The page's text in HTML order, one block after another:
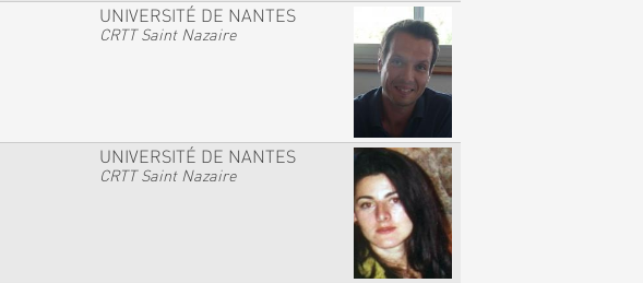
UNIVERSITÉ DE NANTES
CRTT Saint Nazaire
UNIVERSITÉ DE NANTES
CRTT Saint Nazaire